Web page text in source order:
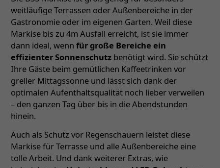
weitläufige Terrassen oder Außenbereiche in der
Gastronomie oder im eigenen Garten. Weil diese
Markise bis zu 4m Ausfall erreicht, ist sie immer
dann ideal, wenn für große Bereiche ein
effizienter Sonnenschutz benötigt wird. Sie schützt
Ihre Gäste beim gemütlichen Kaffeetrinken vor
greller Mittagssonne und lässt sich dank der
optimalen Aufenthaltsqualität noch lieber verweilen
– den ganzen Tag über bis in die Abendstunden
hinein.
Auch als Schutz vor Regenschauern leistet diese
Markise für Terrasse und alle Außenbereiche eine
tolle Arbeit. Und dank weiterer Extras, wie